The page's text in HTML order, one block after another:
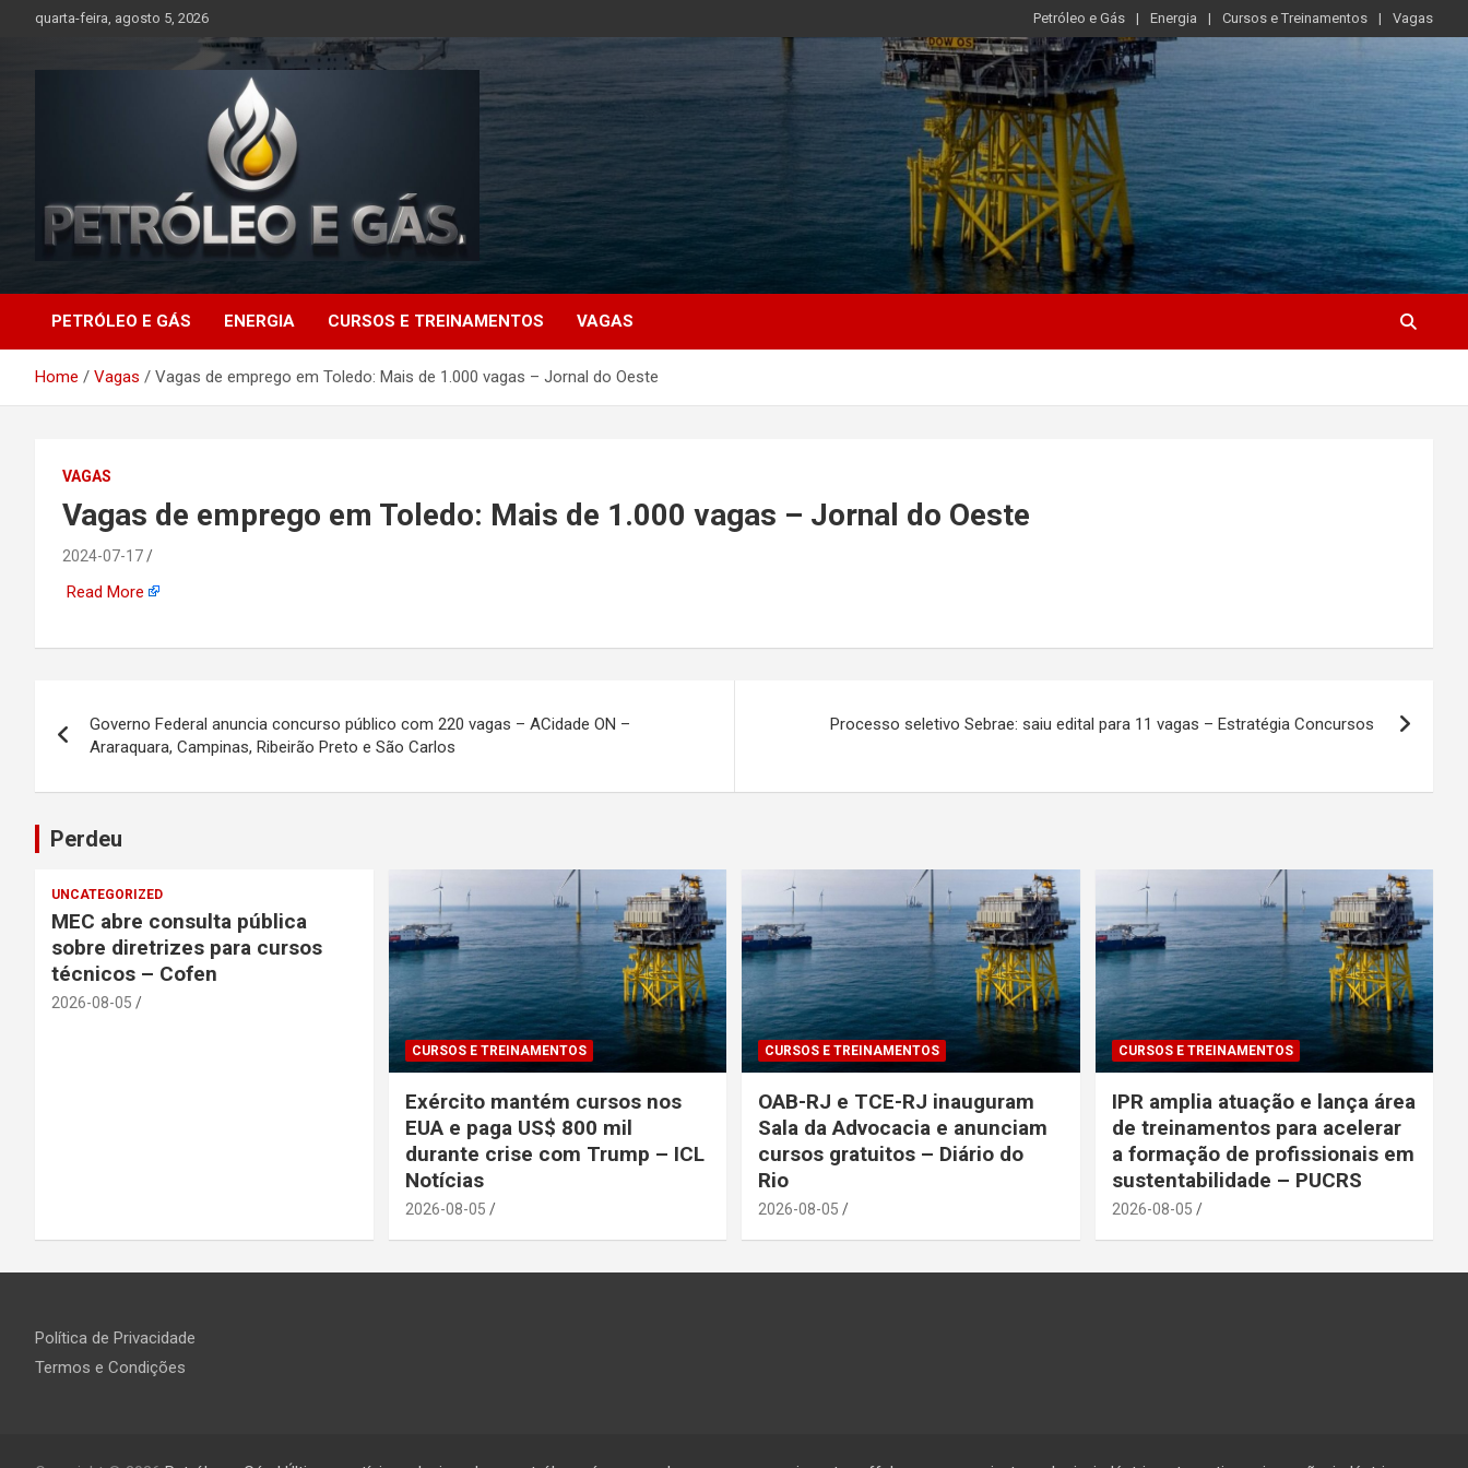
quarta-feira, agosto 5, 2026 Petróleo e Gás Energia Cursos e Treinamentos Vagas
Petróleo e Gás |
Últimas notícias
relacionadas a
petróleo, gás, vagas de
emprego, energia, setor
offshore, economia,
indústria naval, etc
PETRÓLEO E GÁS ENERGIA CURSOS E TREINAMENTOS VAGAS
Home Vagas Vagas de emprego em Toledo: Mais de 1.000 vagas – Jornal do Oeste
VAGAS
Vagas de emprego em Toledo: Mais de 1.000 vagas – Jornal do Oeste
2024-07-17
Read More
de
Post
Governo Federal anuncia concurso público com 220 vagas – ACidade ON –
Araraquara, Campinas, Ribeirão Preto e São Carlos
Processo seletivo Sebrae: saiu edital para 11 vagas – Estratégia Concursos
Perdeu
UNCATEGORIZED
MEC abre consulta pública
sobre diretrizes para cursos
técnicos – Cofen
2026-08-05
CURSOS E TREINAMENTOS
Exército mantém cursos nos
EUA e paga US$ 800 mil
durante crise com Trump – ICL
Notícias
2026-08-05
CURSOS E TREINAMENTOS
OAB-RJ e TCE-RJ inauguram
Sala da Advocacia e anunciam
cursos gratuitos – Diário do
Rio
2026-08-05
CURSOS E TREINAMENTOS
IPR amplia atuação e lança área
de treinamentos para acelerar
a formação de profissionais em
sustentabilidade – PUCRS
2026-08-05
Política de Privacidade
Termos e Condições